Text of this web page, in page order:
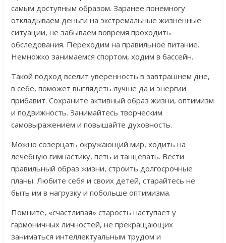
самым доступным образом. Заранее понемногу
откладываем деньги на экстремальные жизненные
ситуации, не забываем вовремя проходить
обследования. Переходим на правильное питание.
Немножко занимаемся спортом, ходим в бассейн.
Такой подход вселит уверенность в завтрашнем дне,
в себе, поможет выглядеть лучше да и энергии
прибавит. Сохраните активный образ жизни, оптимизм
и подвижность. Занимайтесь творческим
самовыражением и повышайте духовность.
Можно созерцать окружающий мир, ходить на
лечебную гимнастику, петь и танцевать. Вести
правильный образ жизни, строить долгосрочные
планы. Любите себя и своих детей, старайтесь не
быть им в нагрузку и побольше оптимизма.
Помните, «счастливая» старость наступает у
гармоничных личностей, не прекращающих
заниматься интеллектуальным трудом и